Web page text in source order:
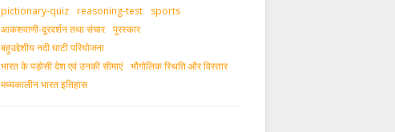
pictionary-quiz reasoning-test
sports
आकशवाणी-दूरदर्शन तथा संचार पुरस्‍कार
बहुउद्देशीय नदी घाटी परियोजना
भारत के पड़ोसी देश एवं उनकी सीमाएं भौगोलिक स्थिति और विस्तार
मध्‍यकालीन भारत इतिहास